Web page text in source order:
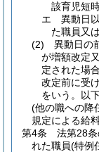
該育児短
エ
異動日
た職員又
(2)
異動日の
が増額改定
定された場
改定前に受
をいう。以
(他の職への降
規定による給
第4条
法第28
れた職員(特例